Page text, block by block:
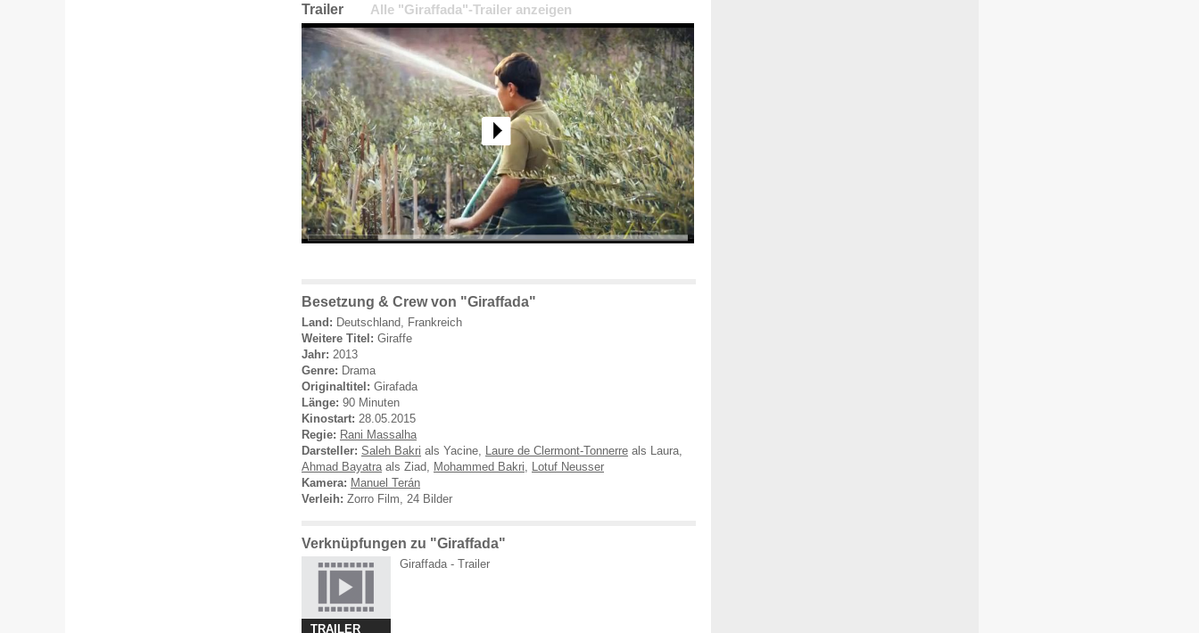
Trailer Alle "Giraffada"-Trailer anzeigen
Besetzung & Crew von "Giraffada"
Land: Deutschland, Frankreich
Weitere Titel: Giraffe
Jahr: 2013
Genre: Drama
Originaltitel: Girafada
Länge: 90 Minuten
Kinostart: 28.05.2015
Regie: Rani Massalha
Darsteller: Saleh Bakri als Yacine, Laure de Clermont-Tonnerre als Laura,
Ahmad Bayatraals Ziad, Mohammed Bakri, Lotuf Neusser
Kamera: Manuel Terán
Verleih: Zorro Film, 24 Bilder
Verknüpfungen zu "Giraffada"
TRAILER
Giraffada - Trailer